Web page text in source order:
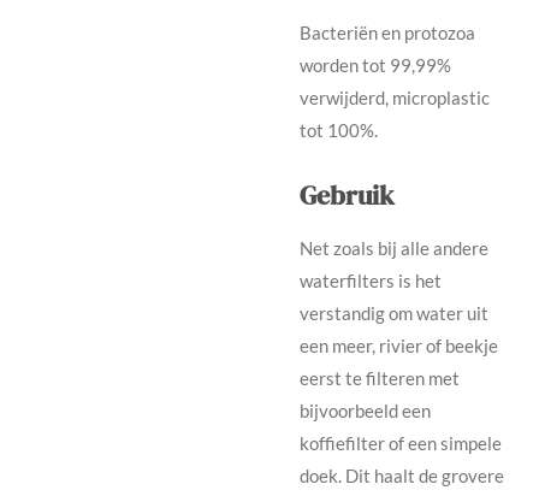
Bacteriën en protozoa
worden tot 99,99%
verwijderd, microplastic
tot 100%.
Gebruik
Net zoals bij alle andere
waterfilters is het
verstandig om water uit
een meer, rivier of beekje
eerst te filteren met
bijvoorbeeld een
koffiefilter of een simpele
doek. Dit haalt de grovere